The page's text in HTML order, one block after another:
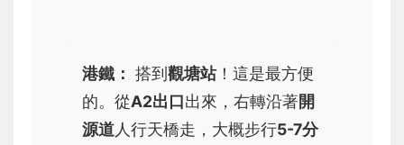
港鐵： 搭到 觀塘站！這是最方便
的。從A2出口出來，右轉沿著開
源道人行天橋走，大概步行5-7分